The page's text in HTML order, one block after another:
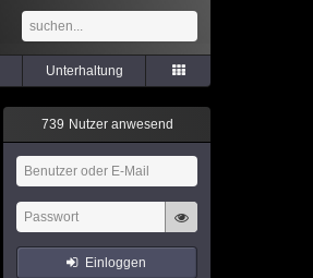
Unterhaltung
739 Nutzer anwesend
Einloggen